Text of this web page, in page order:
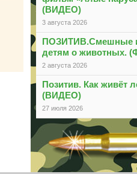
(ВИДЕО)
3 августа 2026
ПОЗИТИВ.Смешные
детям о животных.
2 августа 2026
Позитив. Как живёт
(ВИДЕО)
27 июля 2026